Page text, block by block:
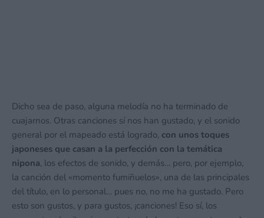
Dicho sea de paso, alguna melodía no ha terminado de
cuajarnos. Otras canciones sí nos han gustado, y el sonido
general por el mapeado está logrado, con unos toques
japoneses que casan a la perfección con la temática
nipona, los efectos de sonido, y demás… pero, por ejemplo,
la canción del «momento fumiñuelos», una de las principales
del título, en lo personal… pues no, no me ha gustado. Pero
esto son gustos, y para gustos, ¡canciones! Eso sí, los